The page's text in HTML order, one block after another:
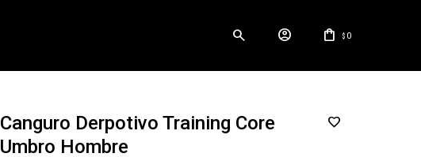
$ 0
Canguro Derpotivo Training Core
Umbro Hombre